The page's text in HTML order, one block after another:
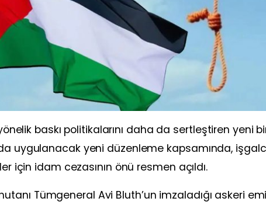
baskı politikalarını daha da sertleştiren yeni
uygulanacak yeni düzenleme kapsamında,
için idam cezasının önü resmen açıldı.
Tümgeneral Avi Bluth’un imzaladığı askeri